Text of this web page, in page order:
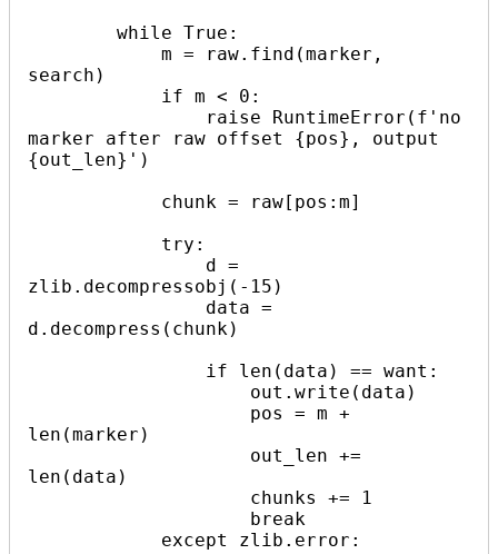
search)
marker after raw offset {pos}, output
{out_len}')
zlib.decompressobj(-15)
d.decompress(chunk)
len(marker)
len(data)